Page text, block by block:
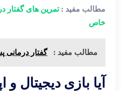
مطالب مفید :تمرین‌ های گفتار
خاص
مطالب مفید : گفتار
آیا بازی دیجیتال و